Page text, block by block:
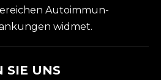
Autoimmun-
widmet.
SIE UNS